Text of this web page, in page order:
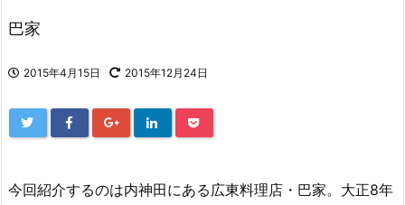
巴家
2015年4月15日 2015年12月24日
今回紹介するのは内神田にある広東料理店・巴家。大正8年